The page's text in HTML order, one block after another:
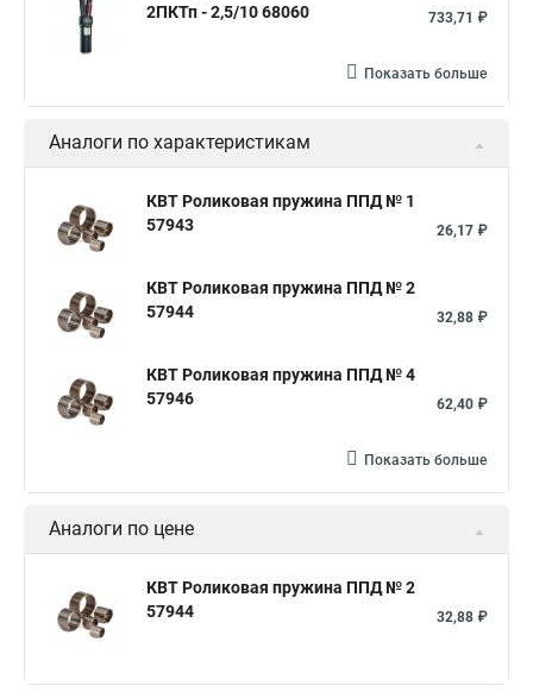
2ПКТп - 2,5/10 68060
733,71 ₽
Показать больше
Аналоги по характеристикам
КВТ Роликовая пружина ППД № 1
57943
26,17 ₽
КВТ Роликовая пружина ППД № 2
57944
32,88 ₽
КВТ Роликовая пружина ППД № 4
57946
62,40 ₽
Показать больше
Аналоги по цене
КВТ Роликовая пружина ППД № 2
57944
32,88 ₽